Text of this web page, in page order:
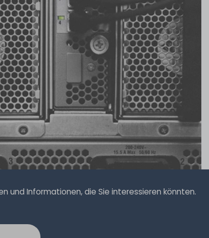
und Informationen, die Sie interessieren könnten.